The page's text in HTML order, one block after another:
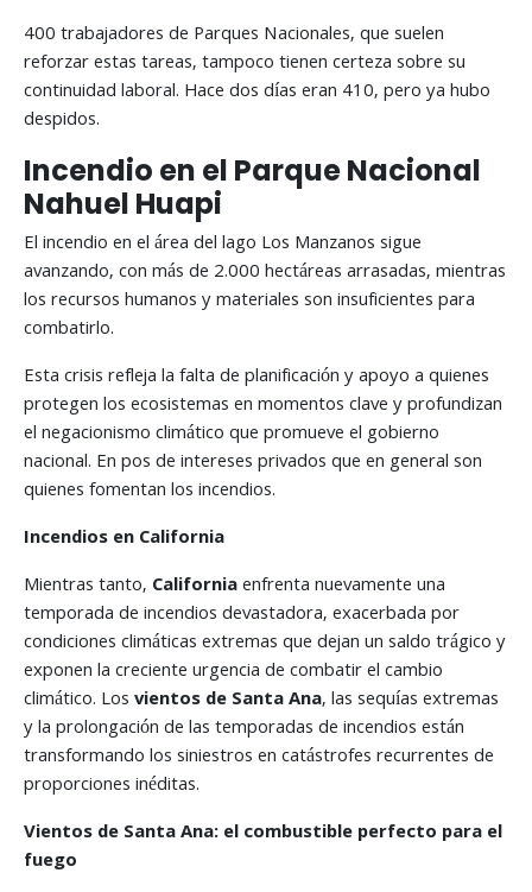
400 trabajadores de Parques Nacionales, que suelen
reforzar estas tareas, tampoco tienen certeza sobre su
continuidad laboral. Hace dos días eran 410, pero ya hubo
despidos.
Incendio en el Parque Nacional
Nahuel Huapi
El incendio en el área del lago Los Manzanos sigue
avanzando, con más de 2.000 hectáreas arrasadas, mientras
los recursos humanos y materiales son insuficientes para
combatirlo.
Esta crisis refleja la falta de planificación y apoyo a quienes
protegen los ecosistemas en momentos clave y profundizan
el negacionismo climático que promueve el gobierno
nacional. En pos de intereses privados que en general son
quienes fomentan los incendios.
Incendios en California
Mientras tanto, Californiaenfrenta nuevamente una
temporada de incendios devastadora, exacerbada por
condiciones climáticas extremas que dejan un saldo trágico y
exponen la creciente urgencia de combatir el cambio
climático. Losvientos de Santa Ana, las sequías extremas
y la prolongación de las temporadas de incendios están
transformando los siniestros en catástrofes recurrentes de
proporciones inéditas.
Vientos de Santa Ana: el combustible perfecto para el
fuego